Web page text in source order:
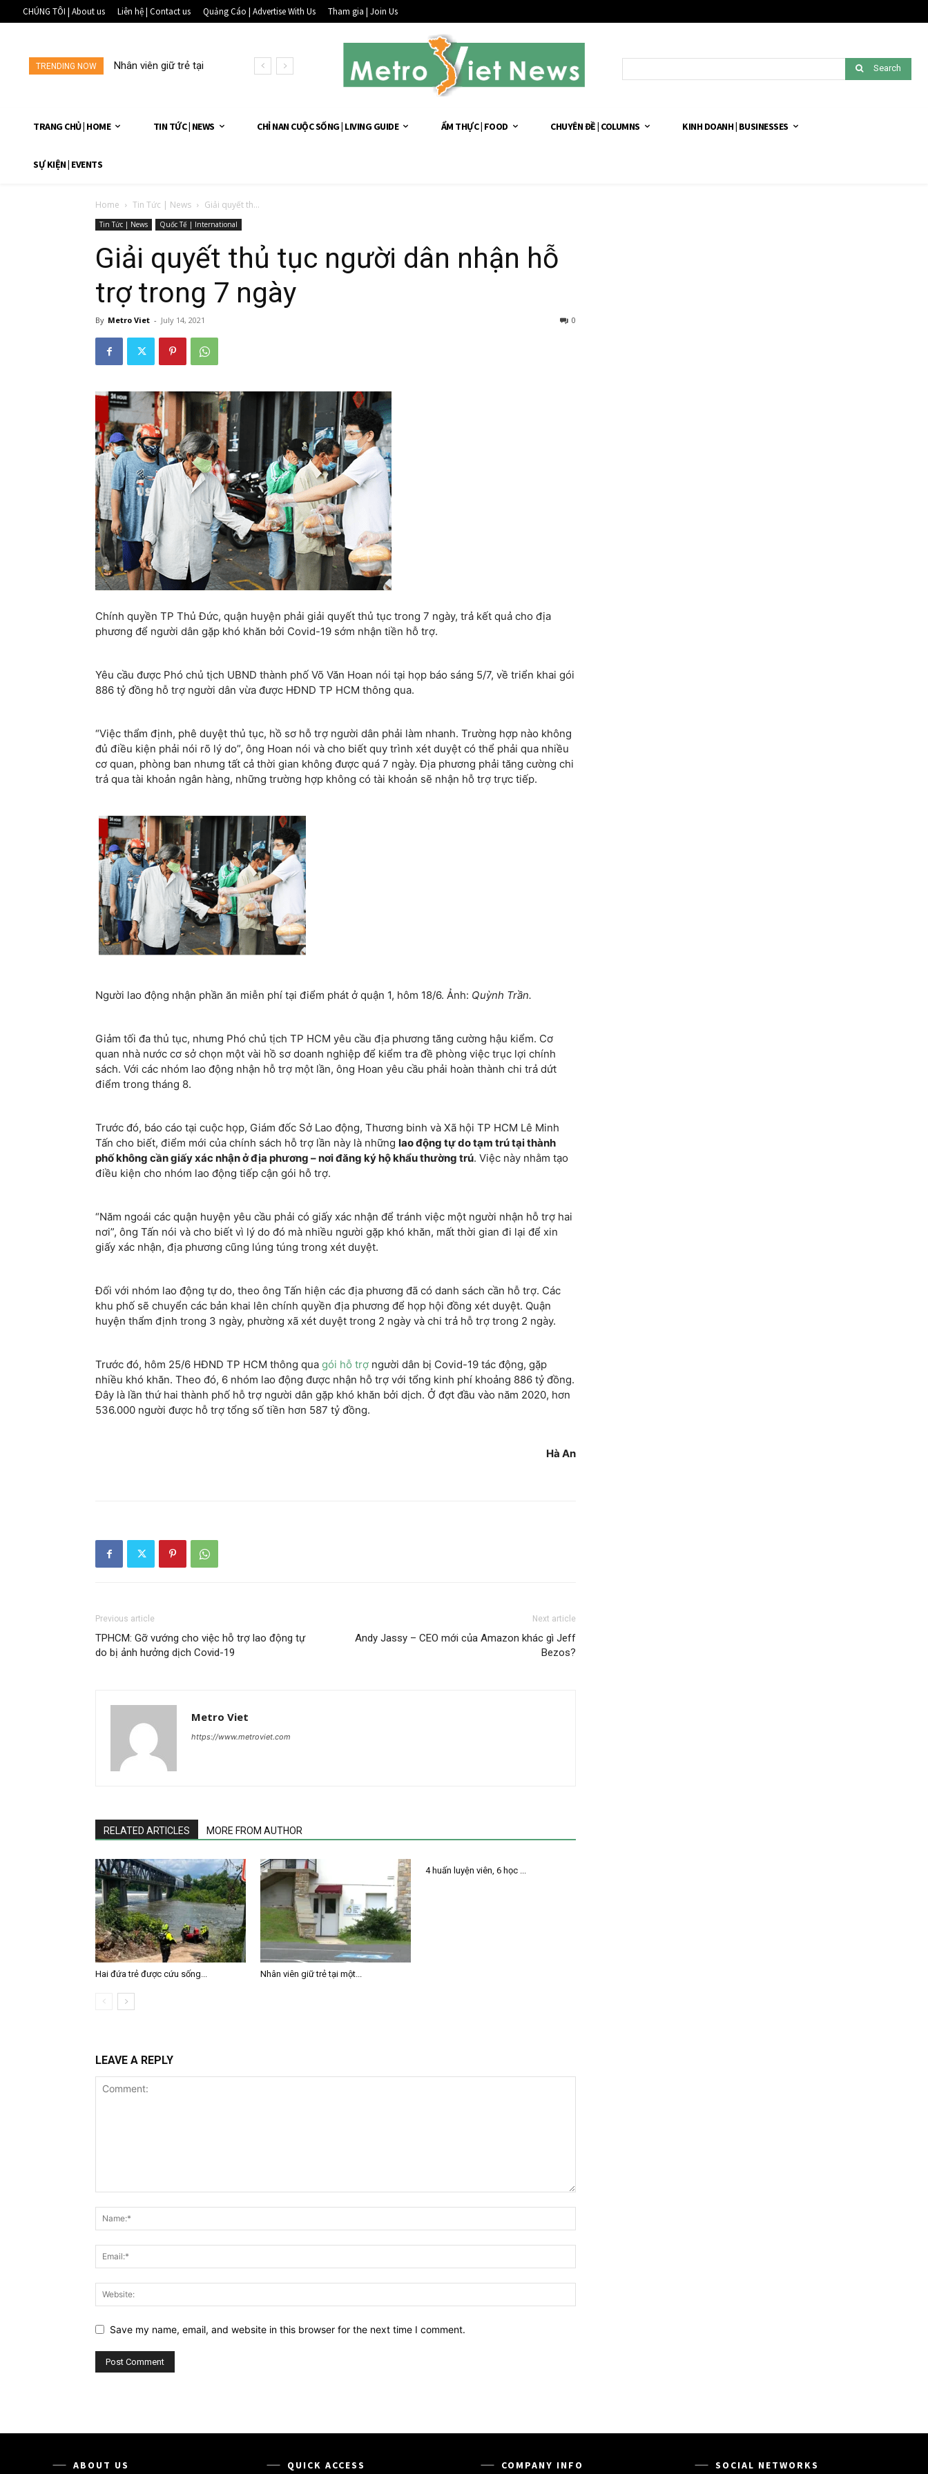
CHÚNG TÔI | About us Liên hệ | Contact us Quảng Cáo | Advertise With Us Tham gia | Join Us
TRENDING NOW
Nhân viên giữ trẻ tại
Search
TRANG CHỦ | HOME TIN TỨC | NEWS CHỈ NAN CUỘC SỐNG | LIVING GUIDE ẨM THỰC | FOOD CHUYÊN ĐỀ | COLUMNS KINH DOANH | BUSINESSES
SỰ KIỆN | EVENTS
Home Tin Tức | News Giải quyết th...
Tin Tức | News Quốc Tế | International
Giải quyết thủ tục người dân nhận hỗ
trợ trong 7 ngày
By Metro Viet - July 14, 2021 0
Chính quyền TP Thủ Đức, quận huyện phải giải quyết thủ tục trong 7 ngày, trả kết quả cho địa
phương để người dân gặp khó khăn bởi Covid-19 sớm nhận tiền hỗ trợ.
Yêu cầu được Phó chủ tịch UBND thành phố Võ Văn Hoan nói tại họp báo sáng 5/7, về triển khai gói
886 tỷ đồng hỗ trợ người dân vừa được HĐND TP HCM thông qua.
“Việc thẩm định, phê duyệt thủ tục, hồ sơ hỗ trợ người dân phải làm nhanh. Trường hợp nào không
đủ điều kiện phải nói rõ lý do”, ông Hoan nói và cho biết quy trình xét duyệt có thể phải qua nhiều
cơ quan, phòng ban nhưng tất cả thời gian không được quá 7 ngày. Địa phương phải tăng cường chi
trả qua tài khoản ngân hàng, những trường hợp không có tài khoản sẽ nhận hỗ trợ trực tiếp.
Người lao động nhận phần ăn miễn phí tại điểm phát ở quận 1, hôm 18/6. Ảnh: Quỳnh Trần.
Giảm tối đa thủ tục, nhưng Phó chủ tịch TP HCM yêu cầu địa phương tăng cường hậu kiểm. Cơ
quan nhà nước cơ sở chọn một vài hồ sơ doanh nghiệp để kiểm tra đề phòng việc trục lợi chính
sách. Với các nhóm lao động nhận hỗ trợ một lần, ông Hoan yêu cầu phải hoàn thành chi trả dứt
điểm trong tháng 8.
Trước đó, báo cáo tại cuộc họp, Giám đốc Sở Lao động, Thương binh và Xã hội TP HCM Lê Minh
Tấn cho biết, điểm mới của chính sách hỗ trợ lần này là những lao động tự do tạm trú tại thành
phố không cần giấy xác nhận ở địa phương – nơi đăng ký hộ khẩu thường trú. Việc này nhằm tạo
điều kiện cho nhóm lao động tiếp cận gói hỗ trợ.
“Năm ngoái các quận huyện yêu cầu phải có giấy xác nhận để tránh việc một người nhận hỗ trợ hai
nơi”, ông Tấn nói và cho biết vì lý do đó mà nhiều người gặp khó khăn, mất thời gian đi lại để xin
giấy xác nhận, địa phương cũng lúng túng trong xét duyệt.
Đối với nhóm lao động tự do, theo ông Tấn hiện các địa phương đã có danh sách cần hỗ trợ. Các
khu phố sẽ chuyển các bản khai lên chính quyền địa phương để họp hội đồng xét duyệt. Quận
huyện thẩm định trong 3 ngày, phường xã xét duyệt trong 2 ngày và chi trả hỗ trợ trong 2 ngày.
Trước đó, hôm 25/6 HĐND TP HCM thông qua gói hỗ trợ người dân bị Covid-19 tác động, gặp
nhiều khó khăn. Theo đó, 6 nhóm lao động được nhận hỗ trợ với tổng kinh phí khoảng 886 tỷ đồng.
Đây là lần thứ hai thành phố hỗ trợ người dân gặp khó khăn bởi dịch. Ở đợt đầu vào năm 2020, hơn
536.000 người được hỗ trợ tổng số tiền hơn 587 tỷ đồng.
Hà An
Previous article
TPHCM: Gỡ vướng cho việc hỗ trợ lao động tự
do bị ảnh hưởng dịch Covid-19
Next article
Andy Jassy – CEO mới của Amazon khác gì Jeff
Bezos?
Metro Viet
https://www.metroviet.com
RELATED ARTICLES MORE FROM AUTHOR
Hai đứa trẻ được cứu sống... Nhân viên giữ trẻ tại một...
4 huấn luyện viên, 6 học ...
LEAVE A REPLY
Save my name, email, and website in this browser for the next time I comment.
ABOUT US QUICK ACCESS COMPANY INFO SOCIAL NETWORKS